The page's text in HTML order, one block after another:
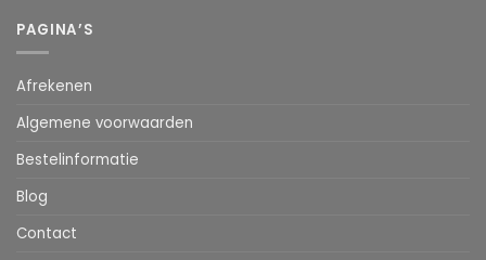
PAGINA’S
Afrekenen
Algemene voorwaarden
Bestelinformatie
Blog
Contact